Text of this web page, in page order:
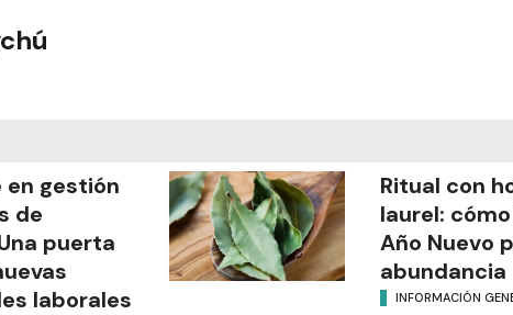
gestión
de
puerta
laborales
Ritual con
laurel:
Año Nuevo
abundancia
INFORMACIÓN